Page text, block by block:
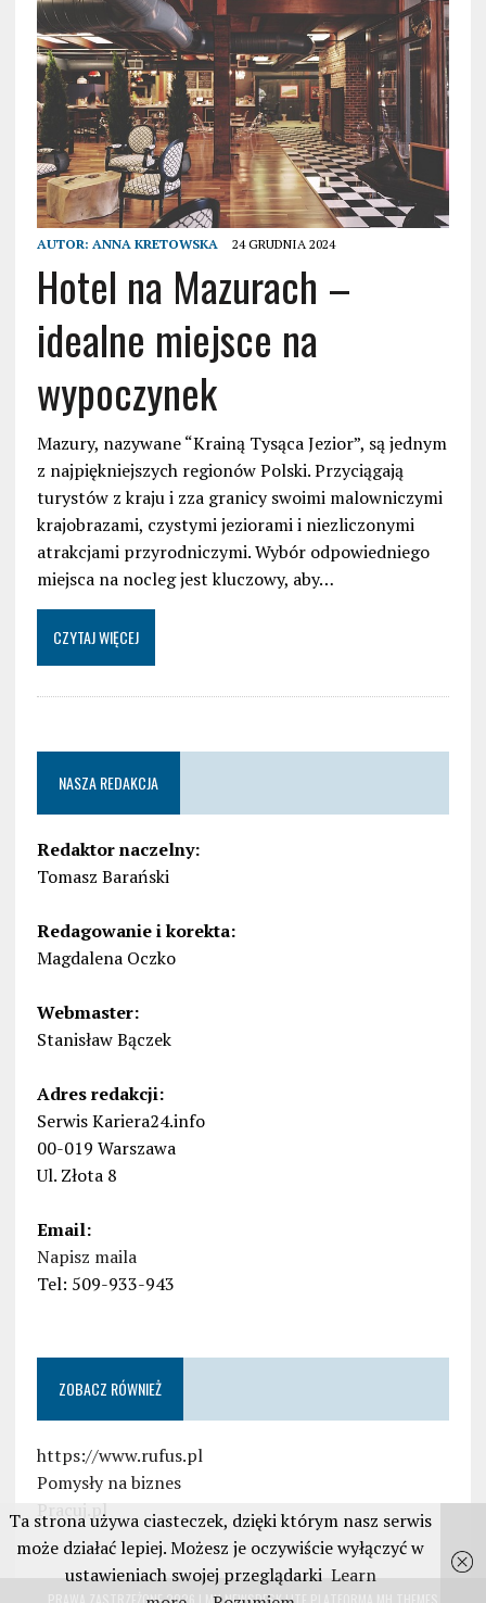
AUTOR: ANNA KRETOWSKA 24 GRUDNIA 2024
Hotel na Mazurach –
idealne miejsce na
wypoczynek
Mazury, nazywane “Krainą Tysąca Jezior”, są jednym
z najpiękniejszych regionów Polski. Przyciągają
turystów z kraju i zza granicy swoimi malowniczymi
krajobrazami, czystymi jeziorami i niezliczonymi
atrakcjami przyrodniczymi. Wybór odpowiedniego
miejsca na nocleg jest kluczowy, aby…
CZYTAJ WIĘCEJ
NASZA REDAKCJA
Redaktor naczelny:
Tomasz Barański
Redagowanie i korekta:
Magdalena Oczko
Webmaster:
Stanisław Bączek
Adres redakcji:
Serwis Kariera24.info
00-019 Warszawa
Ul. Złota 8
Email:
Napisz maila
Tel: 509-933-943
ZOBACZ RÓWNIEŻ
https://www.rufus.pl
Pomysły na biznes
Pracuj.pl
PRAWA ZASTRZEŻONE 2026 | MH NEWSDESK LITE PLATFORMA
Ta strona używa ciasteczek, dzięki którym nasz serwis
może działać lepiej. Możesz je oczywiście wyłączyć w
ustawieniach swojej przeglądarki Learn